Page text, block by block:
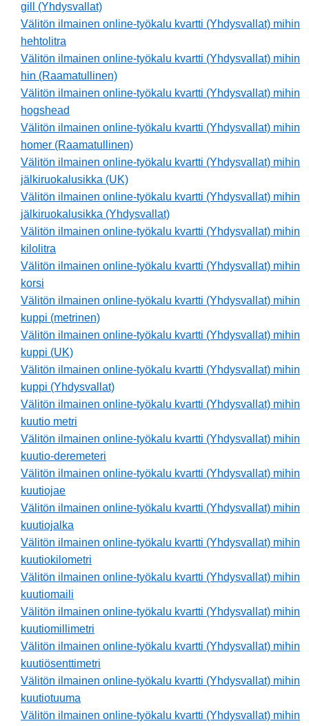
gill (Yhdysvallat)
Välitön ilmainen online-työkalu kvartti (Yhdysvallat) mihin
hehtolitra
Välitön ilmainen online-työkalu kvartti (Yhdysvallat) mihin
hin (Raamatullinen)
Välitön ilmainen online-työkalu kvartti (Yhdysvallat) mihin
hogshead
Välitön ilmainen online-työkalu kvartti (Yhdysvallat) mihin
homer (Raamatullinen)
Välitön ilmainen online-työkalu kvartti (Yhdysvallat) mihin
jälkiruokalusikka (UK)
Välitön ilmainen online-työkalu kvartti (Yhdysvallat) mihin
jälkiruokalusikka (Yhdysvallat)
Välitön ilmainen online-työkalu kvartti (Yhdysvallat) mihin
kilolitra
Välitön ilmainen online-työkalu kvartti (Yhdysvallat) mihin
korsi
Välitön ilmainen online-työkalu kvartti (Yhdysvallat) mihin
kuppi (metrinen)
Välitön ilmainen online-työkalu kvartti (Yhdysvallat) mihin
kuppi (UK)
Välitön ilmainen online-työkalu kvartti (Yhdysvallat) mihin
kuppi (Yhdysvallat)
Välitön ilmainen online-työkalu kvartti (Yhdysvallat) mihin
kuutio metri
Välitön ilmainen online-työkalu kvartti (Yhdysvallat) mihin
kuutio-deremeteri
Välitön ilmainen online-työkalu kvartti (Yhdysvallat) mihin
kuutiojae
Välitön ilmainen online-työkalu kvartti (Yhdysvallat) mihin
kuutiojalka
Välitön ilmainen online-työkalu kvartti (Yhdysvallat) mihin
kuutiokilometri
Välitön ilmainen online-työkalu kvartti (Yhdysvallat) mihin
kuutiomaili
Välitön ilmainen online-työkalu kvartti (Yhdysvallat) mihin
kuutiomillimetri
Välitön ilmainen online-työkalu kvartti (Yhdysvallat) mihin
kuutiösenttimetri
Välitön ilmainen online-työkalu kvartti (Yhdysvallat) mihin
kuutiotuuma
Välitön ilmainen online-työkalu kvartti (Yhdysvallat) mihin